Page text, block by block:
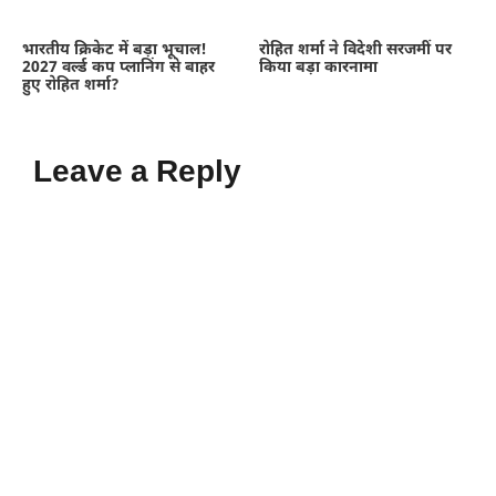
भारतीय क्रिकेट में बड़ा भूचाल!
2027 वर्ल्ड कप प्लानिंग से बाहर
हुए रोहित शर्मा?
रोहित शर्मा ने विदेशी सरजमीं पर
किया बड़ा कारनामा
Leave a Reply